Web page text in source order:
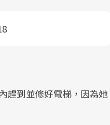
趕到並修好電梯，因為她
，「預防醫學」已成全民
題。然而，健檢不只是醫